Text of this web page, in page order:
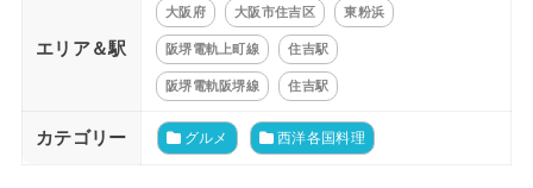
エリア＆駅
大阪府 大阪市住吉区 東粉浜
阪堺電軌上町線 住吉駅
阪堺電軌阪堺線 住吉駅
カテゴリー グルメ 西洋各国料理